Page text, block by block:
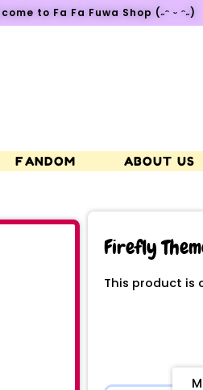
to Fa Fa Fuwa Shop (˶ᵔ ᵕ ᵔ˶)
FANDOM ABOUT US
Firefly
This product is